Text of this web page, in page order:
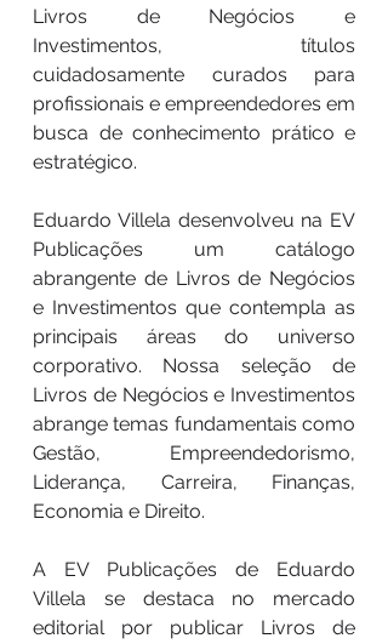
Livros de Negócios e
Investimentos, títulos
cuidadosamente curados para
profissionais e empreendedores em
busca de conhecimento prático e
estratégico.
Eduardo Villela desenvolveu na EV
Publicações um catálogo
abrangente de Livros de Negócios
e Investimentos que contempla as
principais áreas do universo
corporativo. Nossa seleção de
Livros de Negócios e Investimentos
abrange temas fundamentais como
Gestão, Empreendedorismo,
Liderança, Carreira, Finanças,
Economia e Direito.
A EV Publicações de Eduardo
Villela se destaca no mercado
editorial por publicar Livros de